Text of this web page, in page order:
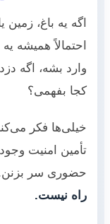
اگه یه باغ،
احتمالاً همیشه
وارد بشه، اگه
کجا بفهمی؟
خیلی‌ها فکر
تأمین امنیت
حضوری سر
راه نیست.